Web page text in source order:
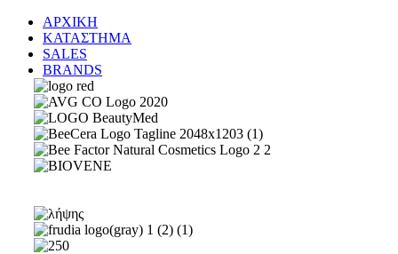
ΑΡΧΙΚΗ
ΚΑΤΑΣΤΗΜΑ
SALES
BRANDS